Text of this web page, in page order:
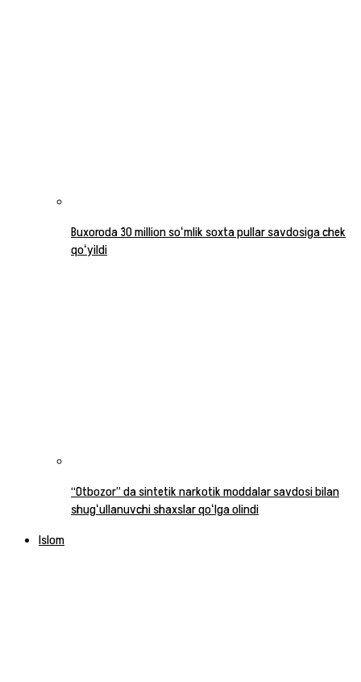
Buxoroda 30 million soʻmlik soxta pullar savdosiga chek
qoʻyildi
“Otbozor” da sintetik narkotik moddalar savdosi bilan
shugʻullanuvchi shaxslar qoʻlga olindi
Islom